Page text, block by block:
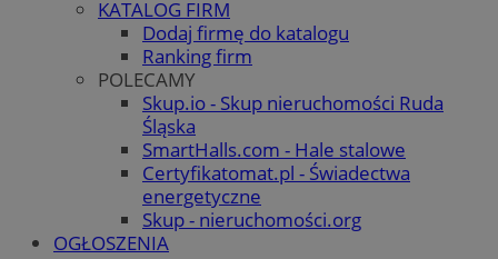
KATALOG FIRM
Dodaj firmę do katalogu
Ranking firm
POLECAMY
Skup.io - Skup nieruchomości Ruda
Śląska
SmartHalls.com - Hale stalowe
Certyfikatomat.pl - Świadectwa
energetyczne
Skup - nieruchomości.org
OGŁOSZENIA